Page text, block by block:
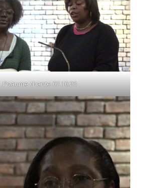
Psaume chante 07.10.23